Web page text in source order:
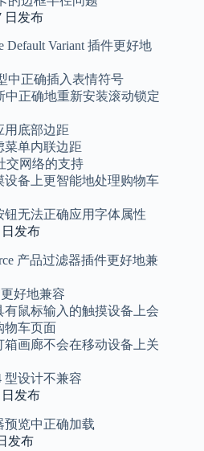
日发布
Default Variant 插件更好地
中正确插入表情符号
中正确地重新安装滚动锁定
用底部边距
菜单内联边距
交网络的支持
备上更智能地处理购物车
无法正确应用字体属性
日发布
产品过滤器插件更好地兼
好地兼容
鼠标输入的触摸设备上会
物车页面
画廊不会在移动设备上关
型设计不兼容
日发布
预览中正确加载
发布